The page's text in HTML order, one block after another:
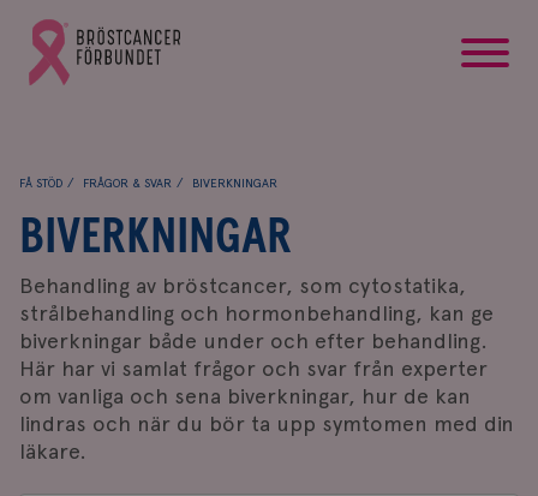
Gå
till
Bröstcancerförbundets
FÅ STÖD FRÅGOR & SVAR BIVERKNINGAR
BIVERKNINGAR
Behandling av bröstcancer, som cytostatika,
strålbehandling och hormonbehandling, kan ge
biverkningar både under och efter behandling.
Här har vi samlat frågor och svar från experter
om vanliga och sena biverkningar, hur de kan
lindras och när du bör ta upp symtomen med din
läkare.